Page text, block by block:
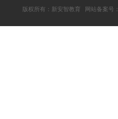
版权所有：新安智教育 网站备案号：